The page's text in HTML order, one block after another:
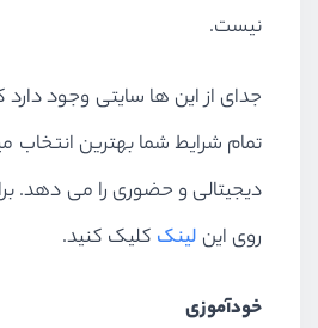
نیست.
جدای از این ها سایتی وجود دارد
تمام شرایط شما بهترین
دیجیتالی و حضوری را می دهد.
روی این لینک کلیک کنید.
خودآموزی